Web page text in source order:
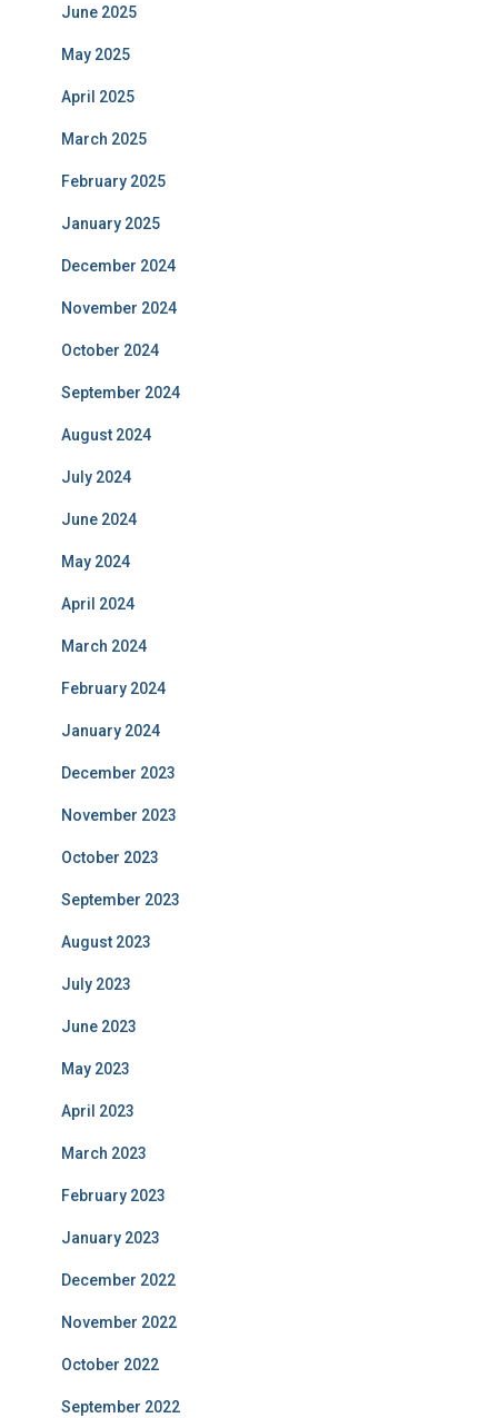
June 2025
May 2025
April 2025
March 2025
February 2025
January 2025
December 2024
November 2024
October 2024
September 2024
August 2024
July 2024
June 2024
May 2024
April 2024
March 2024
February 2024
January 2024
December 2023
November 2023
October 2023
September 2023
August 2023
July 2023
June 2023
May 2023
April 2023
March 2023
February 2023
January 2023
December 2022
November 2022
October 2022
September 2022